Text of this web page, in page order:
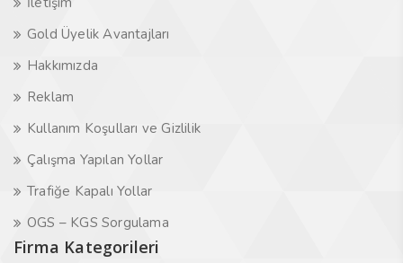
Gold Üyelik Avantajları
Hakkımızda
Reklam
Kullanım Koşulları ve Gizlilik
Çalışma Yapılan Yollar
Trafiğe Kapalı Yollar
OGS – KGS Sorgulama
Firma Kategorileri